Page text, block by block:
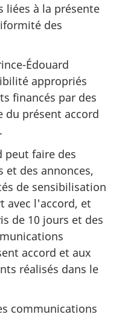
liées à la présente
des
Édouard
appropriés
financés par des
du présent accord
peut faire des
des annonces,
de sensibilisation
avec l'accord, et
de 10 jours et des
accord et aux
réalisés dans le
communications